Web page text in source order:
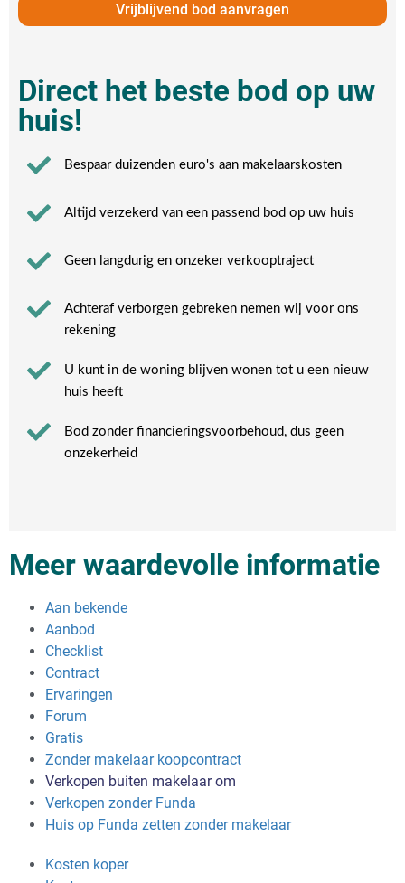
Vrijblijvend bod aanvragen
Direct het beste bod op uw
huis!
Bespaar duizenden euro's aan makelaarskosten
Altijd verzekerd van een passend bod op uw huis
Geen langdurig en onzeker verkooptraject
Achteraf verborgen gebreken nemen wij voor ons
rekening​
U kunt in de woning blijven wonen tot u een nieuw
huis heeft​
Bod zonder financieringsvoorbehoud, dus geen
onzekerheid​
Meer waardevolle informatie
Aan bekende
Aanbod
Checklist
Contract
Ervaringen
Forum
Gratis
Zonder makelaar koopcontract
Verkopen buiten makelaar om
Verkopen zonder Funda
Huis op Funda zetten zonder makelaar
Kosten koper